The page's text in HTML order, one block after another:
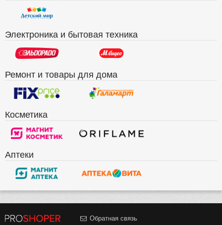
Электроника и бытовая техника
Ремонт и товары для дома
Косметика
Аптеки
Обратная связь